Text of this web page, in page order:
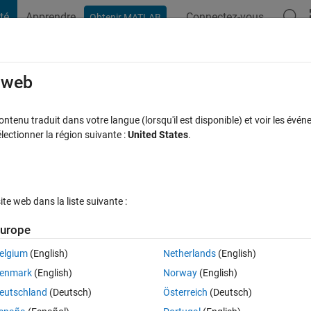
Apprendre Obtenir MATLAB Connectez-vous
Afficher commentaires
.
traduit dans votre langue (lorsqu'il est disponible) et voir les
la région suivante :United States.
web dans la liste suivante :
(English)
(English)
(Deutsch)
Netherlands(English)
Norway(English)
Österreich (Deutsch)